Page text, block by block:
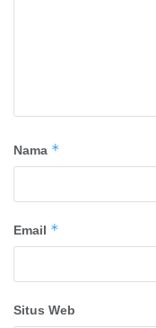
Nama *
Email *
Situs Web